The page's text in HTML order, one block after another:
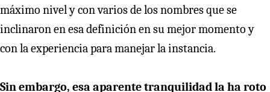
máximo nivel y con varios de los nombres que se
inclinaron en esa definición en su mejor momento y
con la experiencia para manejar la instancia.
Sin embargo, esa aparente tranquilidad la ha roto